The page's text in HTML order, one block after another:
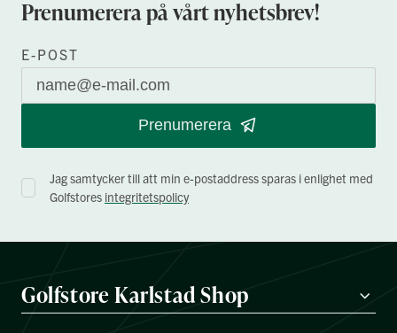
Prenumerera på vårt nyhetsbrev!
E-POST
Prenumerera
Jag samtycker till att min e-postaddress sparas i enlighet med
Golfstores integritetspolicy
Golfstore Karlstad Shop